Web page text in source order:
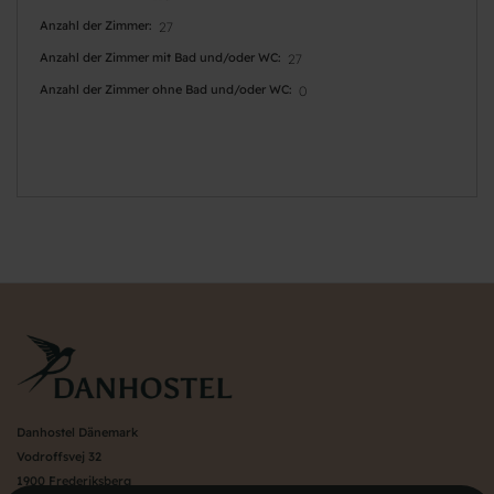
Anzahl der Zimmer 27
Anzahl der Zimmer mit Bad und/oder WC 27
Anzahl der Zimmer ohne Bad und/oder WC 0
Danhostel Dänemark
Vodroffsvej 32
1900 Frederiksberg